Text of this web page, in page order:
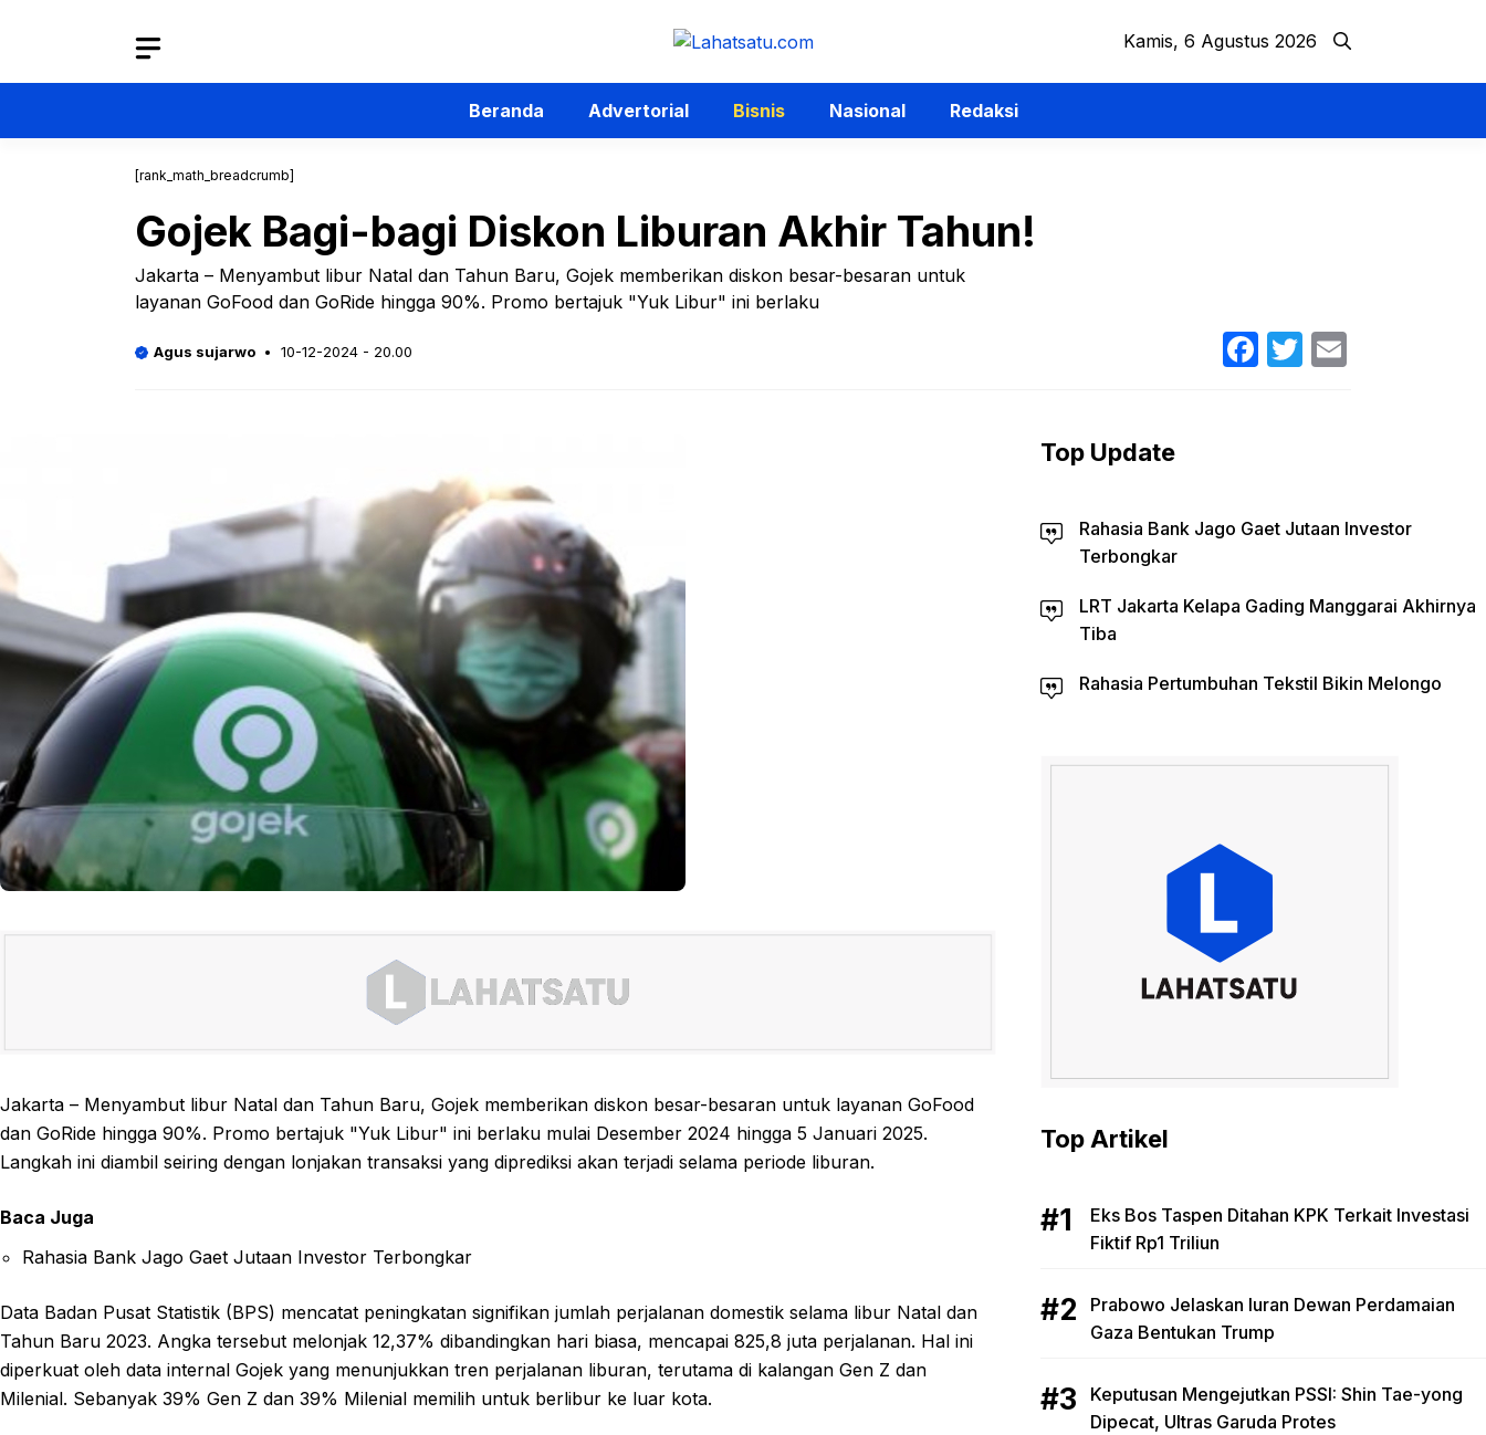
Kamis, 6 Agustus 2026
Beranda Advertorial Bisnis Nasional Redaksi
[rank_math_breadcrumb]
Gojek Bagi-bagi Diskon Liburan Akhir Tahun!
Jakarta – Menyambut libur Natal dan Tahun Baru, Gojek memberikan diskon besar-besaran untuk
layanan GoFood dan GoRide hingga 90%. Promo bertajuk "Yuk Libur" ini berlaku
Agus sujarwo 10-12-2024 - 20.00 Facebook
Twitter
Jakarta – Menyambut libur Natal dan Tahun Baru, Gojek memberikan diskon besar-besaran untuk layanan GoFood
dan GoRide hingga 90%. Promo bertajuk "Yuk Libur" ini berlaku mulai Desember 2024 hingga 5 Januari 2025.
Langkah ini diambil seiring dengan lonjakan transaksi yang diprediksi akan terjadi selama periode liburan.
Baca Juga
Rahasia Bank Jago Gaet Jutaan Investor Terbongkar
Data Badan Pusat Statistik (BPS) mencatat peningkatan signifikan jumlah perjalanan domestik selama libur Natal dan
Tahun Baru 2023. Angka tersebut melonjak 12,37% dibandingkan hari biasa, mencapai 825,8 juta perjalanan. Hal ini
diperkuat oleh data internal Gojek yang menunjukkan tren perjalanan liburan, terutama di kalangan Gen Z dan
Milenial. Sebanyak 39% Gen Z dan 39% Milenial memilih untuk berlibur ke luar kota.
Top Update
Rahasia Bank Jago Gaet Jutaan Investor
Terbongkar
LRT Jakarta Kelapa Gading Manggarai Akhirnya
Tiba
Rahasia Pertumbuhan Tekstil Bikin Melongo
Top Artikel
Eks Bos Taspen Ditahan KPK Terkait Investasi
Fiktif Rp1 Triliun
Prabowo Jelaskan Iuran Dewan Perdamaian
Gaza Bentukan Trump
Keputusan Mengejutkan PSSI: Shin Tae-yong
Dipecat, Ultras Garuda Protes